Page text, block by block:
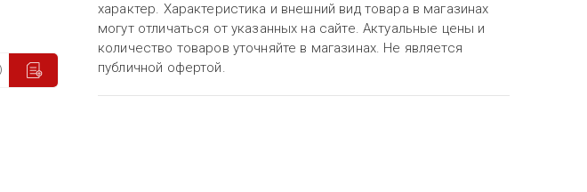
характер. Характеристика и внешний вид товара в магазинах
могут отличаться от указанных на сайте. Актуальные цены и
количество товаров уточняйте в магазинах. Не является
публичной офертой.